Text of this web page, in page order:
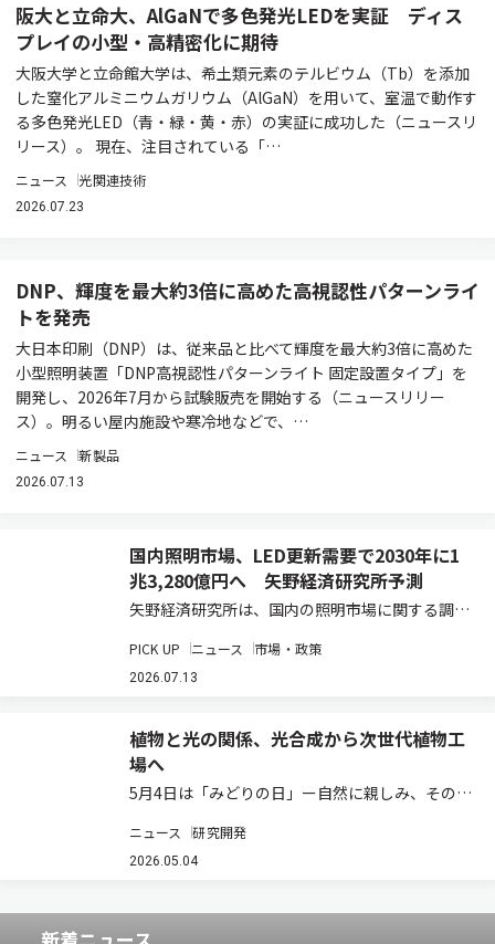
阪大と立命大、AlGaNで多色発光LEDを実証 ディス
プレイの小型・高精密化に期待
大阪大学と立命館大学は、希土類元素のテルビウム（Tb）を添加
した窒化アルミニウムガリウム（AlGaN）を用いて、室温で動作す
る多色発光LED（青・緑・黄・赤）の実証に成功した（ニュースリ
リース）。 現在、注目されている「…
ニュース 光関連技術
2026.07.23
DNP、輝度を最大約3倍に高めた高視認性パターンライ
トを発売
大日本印刷（DNP）は、従来品と比べて輝度を最大約3倍に高めた
小型照明装置「DNP高視認性パターンライト 固定設置タイプ」を
開発し、2026年7月から試験販売を開始する（ニュースリリー
ス）。明るい屋内施設や寒冷地などで、…
ニュース 新製品
2026.07.13
国内照明市場、LED更新需要で2030年に1
兆3,280億円へ 矢野経済研究所予測
矢野経済研究所は、国内の照明市場に関する調査
の国内照明総市場規模は、前年比3.8％増の1兆
910億2,500万円と推計している。既設の蛍光灯
PICK UP ニュース 市場・政策
2026.07.13
植物と光の関係、光合成から次世代植物工
場へ
5月4日は「みどりの日」ー自然に親しみ、その恩
る機会でもある。植物の成長を支えているものの
一つが「光」である。太陽光を受けた植物は、光
ニュース 研究開発
2026.05.04